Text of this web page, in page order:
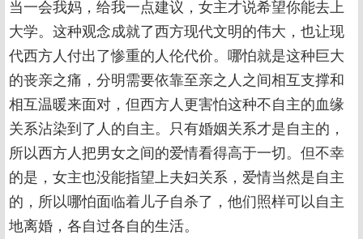
当一会我妈，给我一点建议，女主才说希望你能去上
大学。这种观念成就了西方现代文明的伟大，也让现
代西方人付出了惨重的人伦代价。哪怕就是这种巨大
的丧亲之痛，分明需要依靠至亲之人之间相互支撑和
相互温暖来面对，但西方人更害怕这种不自主的血缘
关系沾染到了人的自主。只有婚姻关系才是自主的，
所以西方人把男女之间的爱情看得高于一切。但不幸
的是，女主也没能指望上夫妇关系，爱情当然是自主
的，所以哪怕面临着儿子自杀了，他们照样可以自主
地离婚，各自过各自的生活。